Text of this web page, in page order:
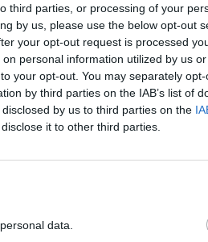
third parties, or processing of your
by us, please use the below opt-out
your opt-out request is processed
personal information utilized by us
your opt-out. You may separately
by third parties on the IAB’s list of
by us to third parties on the
it to other third parties.
data.
από το
ενός Κωδικού
η PrEP, βάσει των
Ομοίως, στη
τα
δικαιούχου
αποκλειστικά ο/η
PrEP.